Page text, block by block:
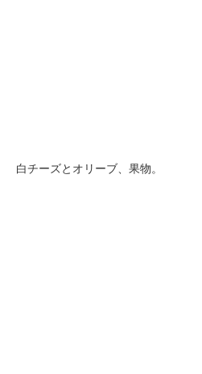
白チーズとオリーブ、果物。